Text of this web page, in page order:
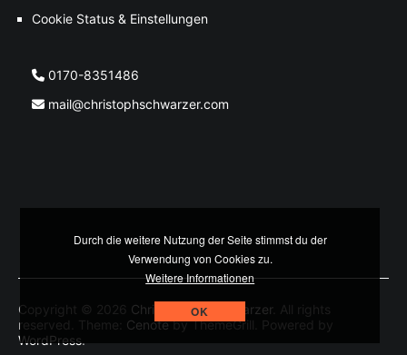
Cookie Status & Einstellungen
0170-8351486
mail@christophschwarzer.com
Copyright © 2026 Christoph M. Schwarzer . All rights
reserved. Theme: Cenoteby ThemeGrill. Powered by
WordPress.
Durch die weitere Nutzung der Seite stimmst du der
Verwendung von Cookies zu.
Weitere Informationen
OK